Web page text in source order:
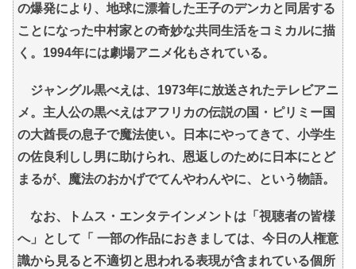
の爆発により、地球に漂着した王子のデンカと同居する
ことになった中村家との奇妙な共同生活をコミカルに描
く。1994年には劇場アニメ化もされている。
ジャングル黒べえは、1973年に放送されたテレビアニ
メ。主人公の黒べえはアフリカの伝説の国・ピリミー国
の大酋長の息子で魔法使い。日本にやってきて、小学生
の佐良利しし男に助けられ、恩返しのために日本にとど
まるが、魔法のおかげでてんやわんやに、という物語。
なお、トムス・エンタテインメントは「視聴者の皆様
へ」として「 一部の作品におきましては、今日の人権意
識から見ると不適切と思われる表現が含まれている個所